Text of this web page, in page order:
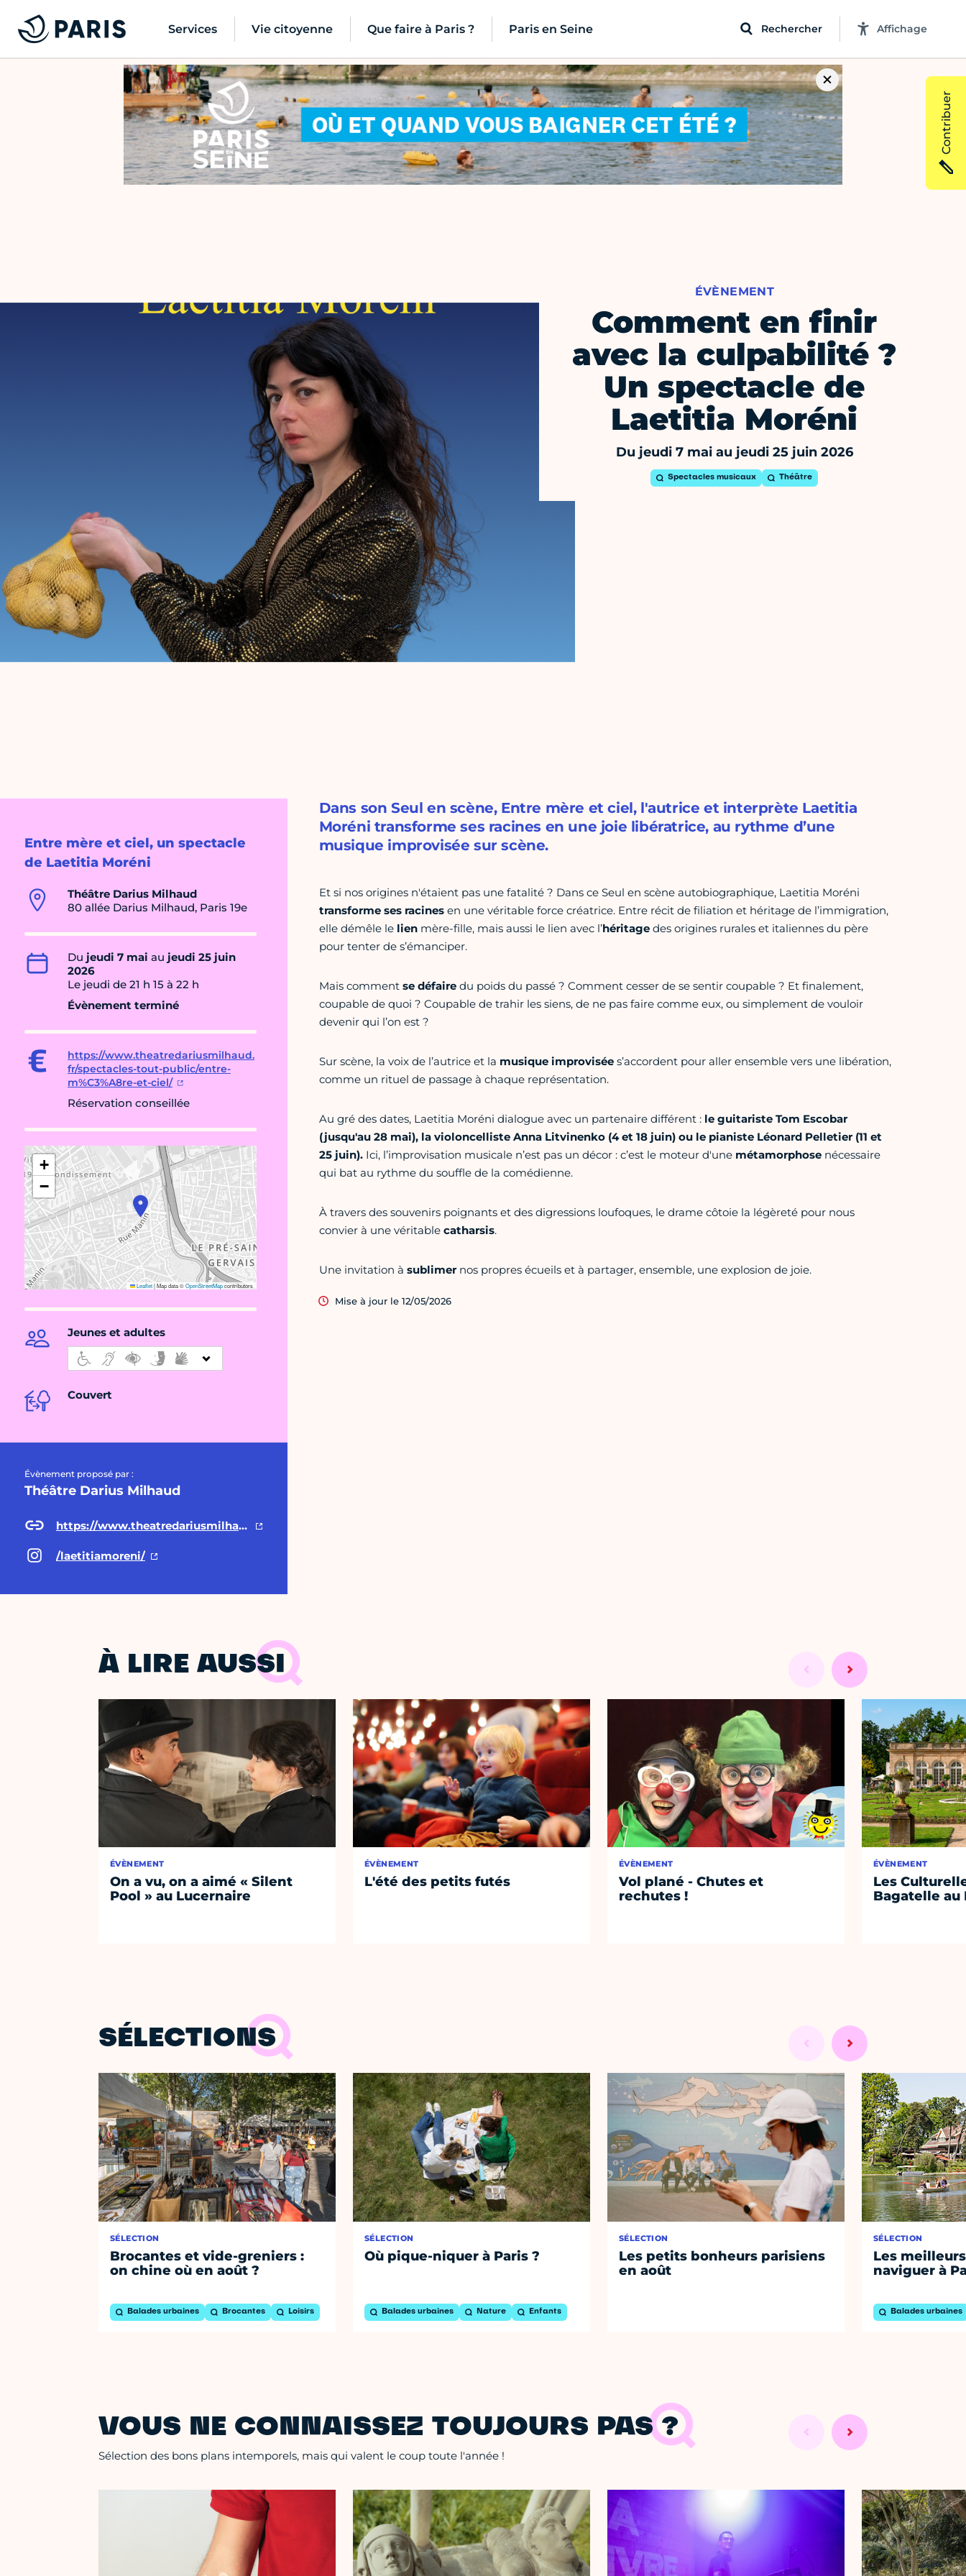
Services Vie citoyenne Que faire à Paris ? Paris en Seine Rechercher Affichage
ÉVÈNEMENT
Comment en finir
avec la culpabilité ?
Un spectacle de
Laetitia Moréni
Du jeudi 7 mai au jeudi 25 juin 2026
Spectacles musicaux Théâtre
Entre mère et ciel, un spectacle
de Laetitia Moréni
Théâtre Darius Milhaud
80 allée Darius Milhaud, Paris 19e
Du jeudi 7 mai au jeudi 25 juin
2026
Le jeudi de 21 h 15 à 22 h
Évènement terminé
https://www.theatredariusmilhaud.
fr/spectacles-tout-public/entre-
m%C3%A8re-et-ciel/
Réservation conseillée
+
−
Leaflet|Map data ©OpenStreetMapcontributors
Jeunes et adultes
Couvert
Évènement proposé par :
Théâtre Darius Milhaud
https://www.theatredariusmilhaud.fr/spectacles-tout-public/entre-m%C3%A8re-et-ciel/
/laetitiamoreni/
Dans son Seul en scène, Entre mère et ciel, l'autrice et interprète Laetitia
Moréni transforme ses racines en une joie libératrice, au rythme d’une
musique improvisée sur scène.
Et si nos origines n'étaient pas une fatalité ? Dans ce Seul en scène autobiographique, Laetitia Moréni
transforme ses racinesen une véritable force créatrice. Entre récit de filiation et héritage de l’immigration,
elle démêle le lienmère-fille, mais aussi le lien avec l’héritagedes origines rurales et italiennes du père
pour tenter de s’émanciper.
Mais comment se défairedu poids du passé ? Comment cesser de se sentir coupable ? Et finalement,
coupable de quoi ? Coupable de trahir les siens, de ne pas faire comme eux, ou simplement de vouloir
devenir qui l’on est ?
Sur scène, la voix de l’autrice et la musique improvisées’accordent pour aller ensemble vers une libération,
comme un rituel de passage à chaque représentation.
Au gré des dates, Laetitia Moréni dialogue avec un partenaire différent : le guitariste Tom Escobar
(jusqu'au 28 mai), la violoncelliste Anna Litvinenko (4 et 18 juin) ou le pianiste Léonard Pelletier (11 et
25 juin). Ici, l’improvisation musicale n’est pas un décor : c’est le moteur d'une métamorphosenécessaire
qui bat au rythme du souffle de la comédienne.
À travers des souvenirs poignants et des digressions loufoques, le drame côtoie la légèreté pour nous
convier à une véritable catharsis.
Une invitation à sublimernos propres écueils et à partager, ensemble, une explosion de joie.
Mise à jour le 12/05/2026
À LIRE AUSSI
ÉVÈNEMENT
On a vu, on a aimé « Silent
Pool » au Lucernaire
ÉVÈNEMENT
L'été des petits futés
ÉVÈNEMENT
Vol plané - Chutes et
rechutes !
ÉVÈNEMENT
Les
Bagatelle au
SÉLECTIONS
SÉLECTION
Brocantes et vide-greniers :
on chine où en août ?
Balades urbaines Brocantes Loisirs
SÉLECTION
Où pique-niquer à Paris ?
Balades urbaines Nature Enfants
SÉLECTION
Les petits bonheurs parisiens
en août
SÉLECTION
Les
naviguer à
Balades urbaines
VOUS NE CONNAISSEZ TOUJOURS PAS ?
Sélection des bons plans intemporels, mais qui valent le coup toute l'année !
Contribuer